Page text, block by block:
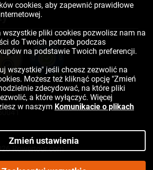
Rowertour.com
rowerowy
cookies, aby zapewnić prawidłowe
wszystkie pliki cookies pozwolisz nam na
do Twoich potrzeb podczas
na podstawie Twoich preferencji.
wszystkie" jeśli chcesz zezwolić na
Możesz też kliknąć opcję "Zmień
zdecydować, na które pliki
a które wyłączyć. Więcej
w naszym Komunikacie o plikach
Zmień ustawienia